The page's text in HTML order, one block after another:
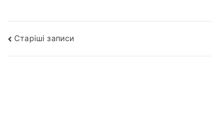
Старіші записи